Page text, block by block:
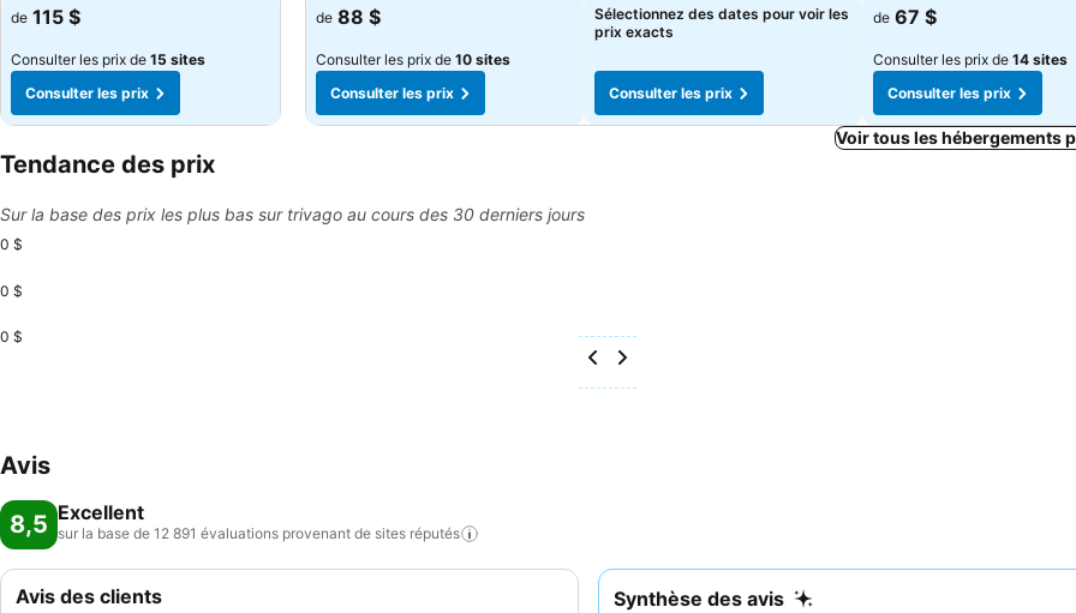
de 115 $
Consulter les prix de 15 sites
Consulter les prix
de 88 $
Consulter les prix de 10 sites
Consulter les prix
Sélectionnez des dates pour voir les
prix exacts
Consulter les prix
de 67 $
Consulter les prix de 14 sites
Consulter les prix
Voir tous les hébergements
Tendance des prix
Sur la base des prix les plus bas sur trivago au cours des 30 derniers jours
0 $
0 $
0 $
Avis
8,5 Excellent
sur la base de 12 891 évaluations provenant de sites réputés
Synthèse des avis
Avis des clients